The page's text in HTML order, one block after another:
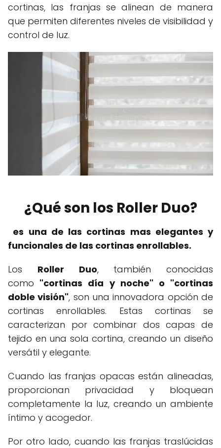
cortinas, las franjas se alinean de manera
que permiten diferentes niveles de visibilidad y
control de luz.
¿Qué son los Roller Duo?
es una de las cortinas mas elegantes y
funcionales de las cortinas enrollables.
Los Roller Duo, también conocidas
como "cortinas día y noche" o "cortinas
doble visión", son una innovadora opción de
cortinas enrollables. Estas cortinas se
caracterizan por combinar dos capas de
tejido en una sola cortina, creando un diseño
versátil y elegante.
Cuando las franjas opacas están alineadas,
proporcionan privacidad y bloquean
completamente la luz, creando un ambiente
íntimo y acogedor.
Por otro lado, cuando las franjas traslúcidas